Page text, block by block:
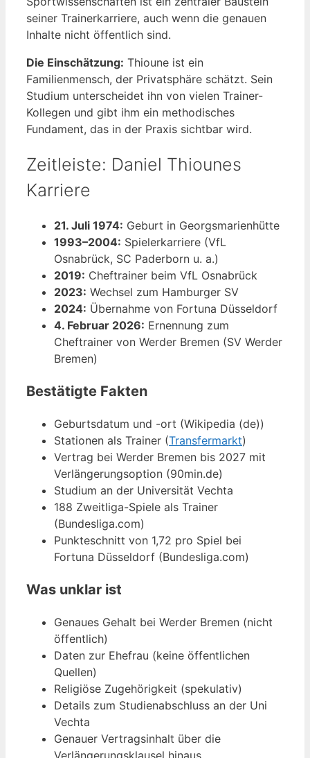
seiner Trainerkarriere, auch wenn die genauen
Inhalte nicht öffentlich sind.
Die Einschätzung: Thioune ist ein
Familienmensch, der Privatsphäre schätzt. Sein
Studium unterscheidet ihn von vielen Trainer-
Kollegen und gibt ihm ein methodisches
Fundament, das in der Praxis sichtbar wird.
Zeitleiste: Daniel Thiounes
Karriere
21. Juli 1974: Geburt in Georgsmarienhütte
1993–2004: Spielerkarriere (VfL
Osnabrück, SC Paderborn u. a.)
2019: Cheftrainer beim VfL Osnabrück
2023: Wechsel zum Hamburger SV
2024: Übernahme von Fortuna Düsseldorf
4. Februar 2026: Ernennung zum
Cheftrainer von Werder Bremen (SV Werder
Bremen)
Bestätigte Fakten
Geburtsdatum und -ort (Wikipedia (de))
Stationen als Trainer (Transfermarkt)
Vertrag bei Werder Bremen bis 2027 mit
Verlängerungsoption (90min.de)
Studium an der Universität Vechta
188 Zweitliga-Spiele als Trainer
(Bundesliga.com)
Punkteschnitt von 1,72 pro Spiel bei
Fortuna Düsseldorf (Bundesliga.com)
Was unklar ist
Genaues Gehalt bei Werder Bremen (nicht
öffentlich)
Daten zur Ehefrau (keine öffentlichen
Quellen)
Religiöse Zugehörigkeit (spekulativ)
Details zum Studienabschluss an der Uni
Vechta
Genauer Vertragsinhalt über die